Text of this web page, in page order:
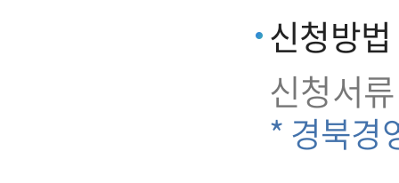
신청방법
신청서
* 경북경